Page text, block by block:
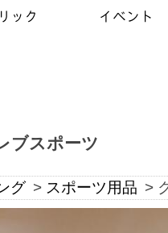
ブスポーツ
グ スポーツ用品